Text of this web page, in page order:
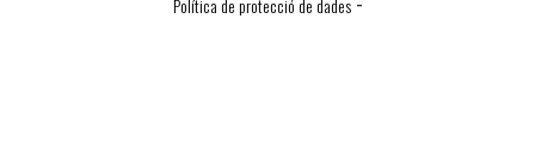
Política de protecció de dades